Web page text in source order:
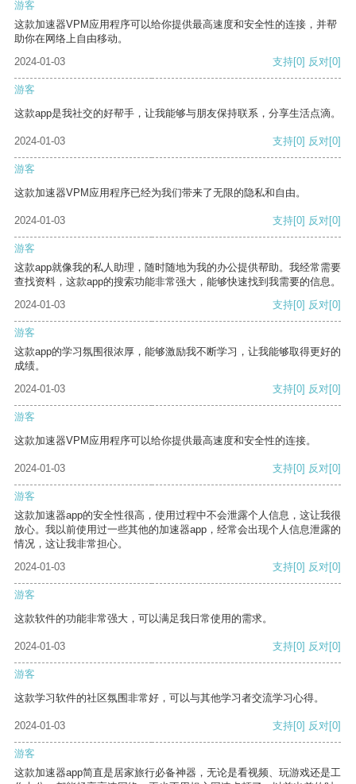
游客
这款加速器VPM应用程序可以给你提供最高速度和安全性的连接，并帮
助你在网络上自由移动。
2024-01-03
支持[0] 反对[0]
游客
这款app是我社交的好帮手，让我能够与朋友保持联系，分享生活点滴。
2024-01-03 支持[0] 反对[0]
游客
这款加速器VPM应用程序已经为我们带来了无限的隐私和自由。
2024-01-03 支持[0] 反对[0]
游客
这款app就像我的私人助理，随时随地为我的办公提供帮助。我经常需要
查找资料，这款app的搜索功能非常强大，能够快速找到我需要的信息。
2024-01-03
支持[0] 反对[0]
游客
这款app的学习氛围很浓厚，能够激励我不断学习，让我能够取得更好的
成绩。
2024-01-03
支持[0] 反对[0]
游客
这款加速器VPM应用程序可以给你提供最高速度和安全性的连接。
2024-01-03 支持[0] 反对[0]
游客
这款加速器app的安全性很高，使用过程中不会泄露个人信息，这让我很
放心。我以前使用过一些其他的加速器app，经常会出现个人信息泄露的
情况，这让我非常担心。
2024-01-03
支持[0] 反对[0]
游客
这款软件的功能非常强大，可以满足我日常使用的需求。
2024-01-03 支持[0] 反对[0]
游客
这款学习软件的社区氛围非常好，可以与其他学习者交流学习心得。
2024-01-03 支持[0] 反对[0]
游客
这款加速器app简直是居家旅行必备神器，无论是看视频、玩游戏还是工